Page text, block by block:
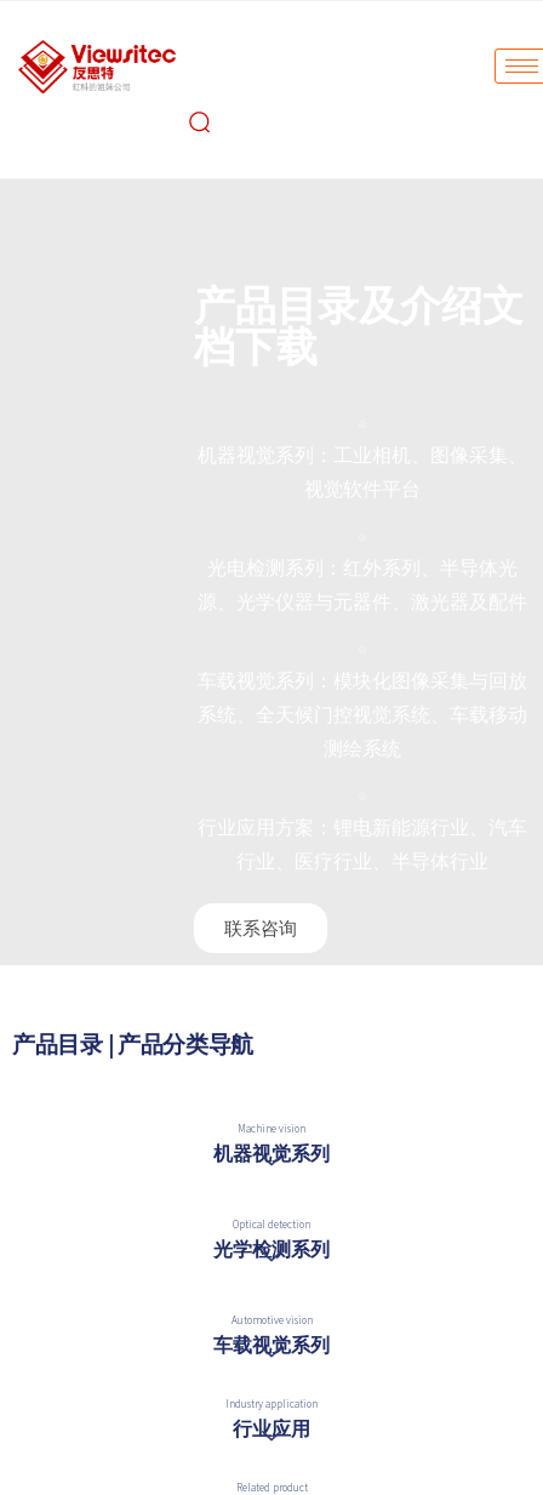
联系咨询
产品目录 | 产品分类导航
Machine vision
机器视觉系列
Optical detection
光学检测系列
Automotive vision
车载视觉系列
Industry application
行业应用
Related product